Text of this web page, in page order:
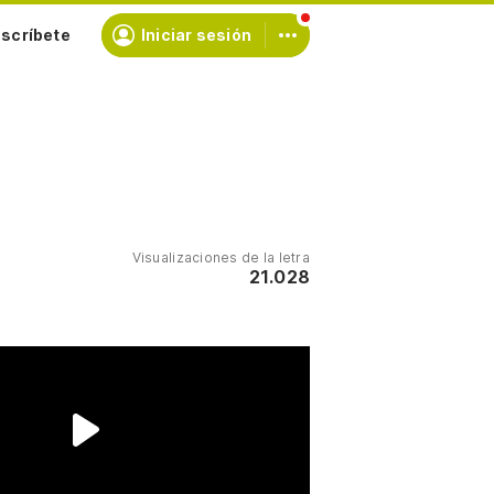
Iniciar sesión
Visualizaciones de la letra
21.028